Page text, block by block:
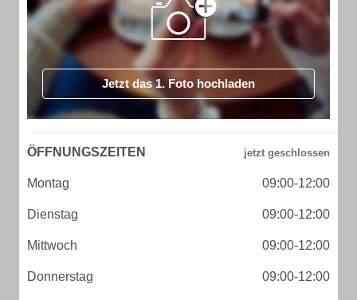
Jetzt das 1. Foto hochladen
ÖFFNUNGSZEITEN
Montag 09:00-12:00
Dienstag 09:00-12:00
Mittwoch 09:00-12:00
Donnerstag 09:00-12:00